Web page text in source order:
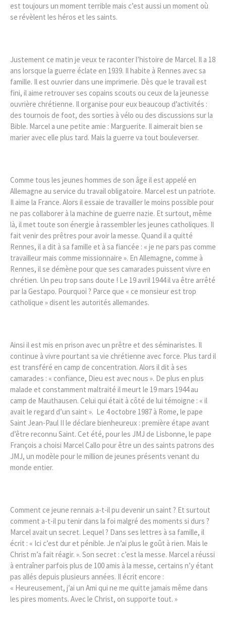
est toujours un moment terrible mais c’est aussi un moment où
se révèlent les héros et les saints.
Justement ce matin je veux te raconter l’histoire de Marcel. Il a 18
ans lorsque la guerre éclate en 1939. Il habite à Rennes avec sa
famille. Il est ouvrier dans une imprimerie. Dès que le travail est
fini, il aime retrouver ses copains scouts ou ceux de la jeunesse
ouvrière chrétienne. Il organise pour eux beaucoup d’activités :
des tournois de foot, des sorties à vélo ou des discussions sur la
Bible. Marcel a une petite amie : Marguerite. Il aimerait bien se
marier avec elle plus tard. Mais la guerre va tout bouleverser.
Comme tous les jeunes hommes de son âge il est appelé en
Allemagne au service du travail obligatoire. Marcel est un patriote.
Il aime la France. Alors il essaie de travailler le moins possible pour
ne pas collaborer à la machine de guerre nazie. Et surtout, même
là, il met toute son énergie à rassembler les jeunes catholiques. Il
fait venir des prêtres pour avoir la messe. Quand il a quitté
Rennes, il a dit à sa famille et à sa fiancée : « je ne pars pas comme
travailleur mais comme missionnaire ». En Allemagne, comme à
Rennes, il se démène pour que ses camarades puissent vivre en
chrétien. Un peu trop sans doute ! Le 19 avril 1944 il va être arrêté
par la Gestapo. Pourquoi ? Parce que « ce monsieur est trop
catholique » disent les autorités allemandes.
Ainsi il est mis en prison avec un prêtre et des séminaristes. Il
continue à vivre pourtant sa vie chrétienne avec force. Plus tard il
est transféré en camp de concentration. Alors il dit à ses
camarades : « confiance, Dieu est avec nous ». De plus en plus
malade et constamment maltraité il meurt le 19 mars 1944 au
camp de Mauthausen. Celui qui était à côté de lui témoigne : « il
avait le regard d’un saint ». Le 4 octobre 1987 à Rome, le pape
Saint Jean-Paul II le déclare bienheureux : première étape avant
d’être reconnu Saint. Cet été, pour les JMJ de Lisbonne, le pape
François a choisi Marcel Callo pour être un des saints patrons des
JMJ, un modèle pour le million de jeunes présents venant du
monde entier.
Comment ce jeune rennais a-t-il pu devenir un saint ? Et surtout
comment a-t-il pu tenir dans la foi malgré des moments si durs ?
Marcel avait un secret. Lequel ? Dans ses lettres à sa famille, il
écrit : « Ici c’est dur et pénible. Je n’ai plus le goût à rien. Mais le
Christ m’a fait réagir. ». Son secret : c’est la messe. Marcel a réussi
à entraîner parfois plus de 100 amis à la messe, certains n’y étant
pas allés depuis plusieurs années. Il écrit encore :
« Heureusement, j’ai un Ami qui ne me quitte jamais même dans
les pires moments. Avec le Christ, on supporte tout. »